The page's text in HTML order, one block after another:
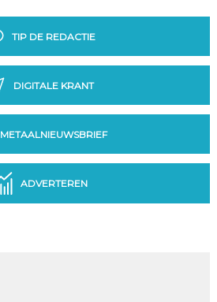
TIP DE REDACTIE
DIGITALE KRANT
METAALNIEUWSBRIEF
ADVERTEREN